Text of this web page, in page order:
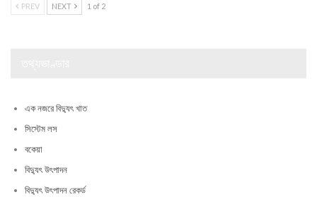
PREV NEXT 1 of 2
এক নজরে বিদ্যুৎ খাত
সিস্টেম লস
বকেয়া
বিদ্যুৎ উৎপাদন
বিদ্যুৎ উৎপাদন রেকর্ড